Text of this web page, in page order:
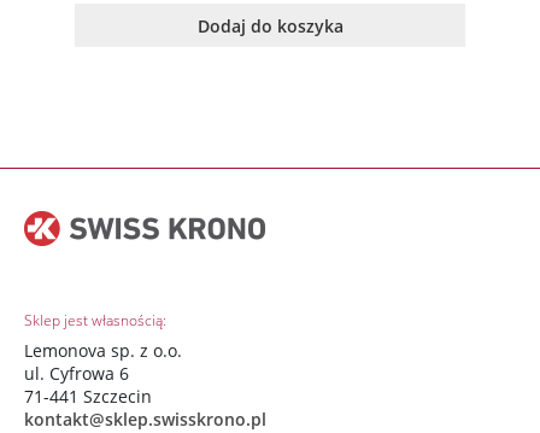
Dodaj do koszyka
Sklep jest własnością:
Lemonova sp. z o.o.
ul. Cyfrowa 6
71-441 Szczecin
kontakt@sklep.swisskrono.pl